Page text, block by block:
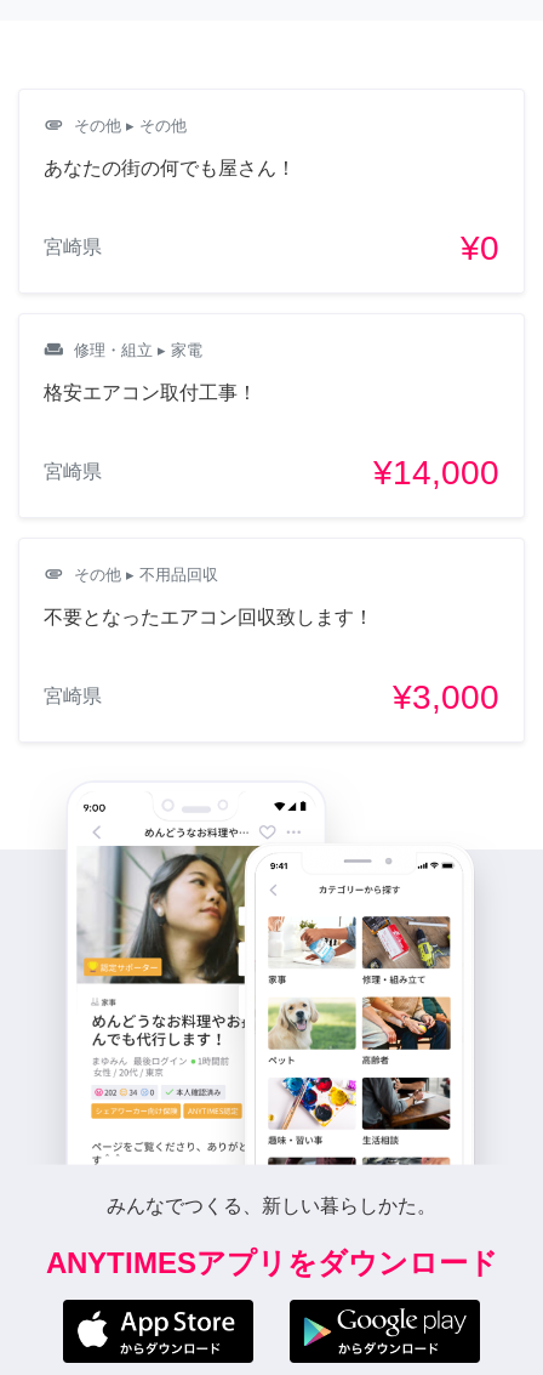
attachment その他 ▸ その他
あなたの街の何でも屋さん！
宮崎県 ¥0
weekend 修理・組立 ▸ 家電
格安エアコン取付工事！
宮崎県 ¥14,000
attachment その他 ▸ 不用品回収
不要となったエアコン回収致します！
宮崎県 ¥3,000
みんなでつくる、新しい暮らしかた。
ANYTIMESアプリをダウンロード